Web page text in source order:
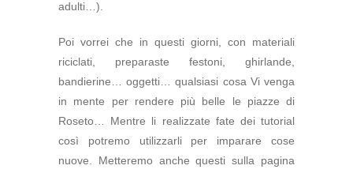
adulti…).
Poi vorrei che in questi giorni, con materiali
riciclati, preparaste festoni, ghirlande,
bandierine… oggetti… qualsiasi cosa Vi venga
in mente per rendere più belle le piazze di
Roseto… Mentre li realizzate fate dei tutorial
così potremo utilizzarli per imparare cose
nuove. Metteremo anche questi sulla pagina